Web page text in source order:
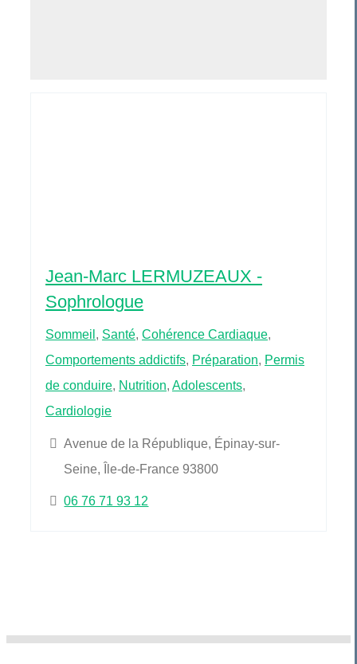
Jean-Marc LERMUZEAUX -
Sophrologue
Sommeil, Santé, Cohérence Cardiaque,
Comportements addictifs, Préparation, Permis
de conduire, Nutrition, Adolescents,
Cardiologie
Avenue de la République, Épinay-sur-
Seine, Île-de-France 93800
06 76 71 93 12